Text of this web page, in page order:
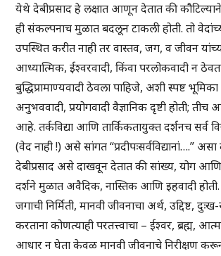
येथे देबीप्रसाद हे लक्षात आणून देतात की कौटिल्याने
ही संकल्पनाच मुळात बदलून टाकली होती. तो
उपस्थित करीत नाही तर वास्तव, जग, व जीवन
आध्यात्मिक, ईश्वरवादी, किंवा परलोकवादी न
बुद्धिप्रामाण्यवादी ठेवला पाहिजे, अशी स्पष्ट भूमिका
अनुभववादी, प्रयोगवादी वैज्ञानिक दृष्टी होती;
आहे. तर्कविद्या आणि तार्किकतायुक्त दर्शनच सर्व
(वेद नाही !) असे सांगत “प्रदीपःसर्वविद्यानां….” असा
देबीप्रसाद असे दाखवून देतात की सांख्य, योग आणि
दर्शने मुळात अवैदिक, नास्तिक आणि इहवादी होती.
जगाची निर्मिती, मानवी जीवनाचा अर्थ, उद्दिष्ट,
करताना कोणत्याही परतत्त्वाचा – ईश्वर, ब्रह्म,
आधार न घेता केवळ मानवी जीवनाचे निरीक्षण